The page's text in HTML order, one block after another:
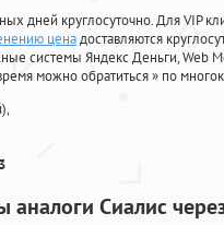
дней круглосуточно. Для VIP
ценадоставляются
системы Яндекс Деньги, Web
можно обратиться» по
Сиалис